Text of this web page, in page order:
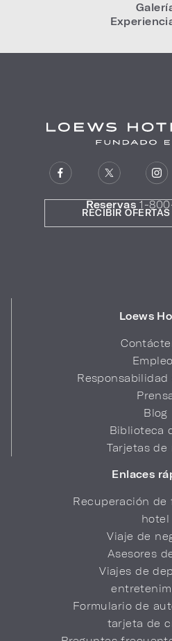
Reservas 1-
Loews
Responsabilidad
Blog
Biblioteca
Tarjetas de
Enlaces
Recuperación de
hotel
Viaje de
Asesores
Viajes de
Formulario de
tarjeta de
RECIBIR